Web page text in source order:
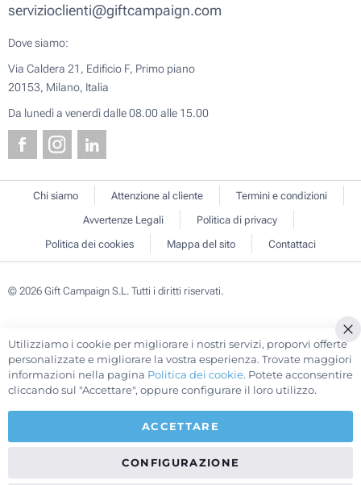
servizioclienti@giftcampaign.com
Dove siamo:
Via Caldera 21, Edificio F, Primo piano
20153, Milano, Italia
Da lunedì a venerdì dalle 08.00 alle 15.00
Chi siamo Attenzione al cliente
Termini e condizioni
Avvertenze Legali
Politica di privacy
Politica dei cookies
Mappa del sito Contattaci
© 2026 Gift Campaign S.L. Tutti i diritti riservati.
Utilizziamo i cookie per migliorare i nostri servizi, proporvi offerte
personalizzate e migliorare la vostra esperienza. Trovate maggiori
informazioni nella pagina Politica dei cookie. Potete acconsentire
cliccando sul "Accettare", oppure configurare il loro utilizzo.
ACCETTARE
CONFIGURAZIONE